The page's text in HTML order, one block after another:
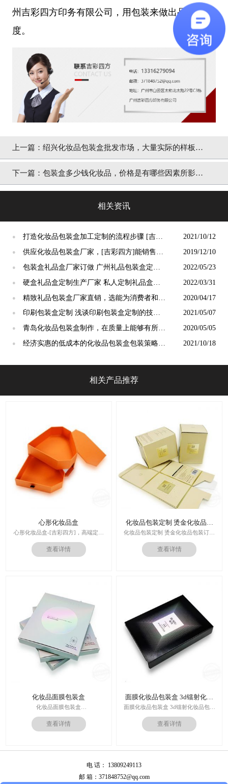
州吉彩四方印务有限公司，用包装来做出品牌忠诚
度。
上一篇： 绍兴化妆品包装盒批发市场，大量实际的样板的
[吉彩四方]
下一篇： 包装盒多少钱化妆品，价格是有哪些因素所影响
相关资讯
●
打造化妆品包装盒加工定制的流程步骤 [吉彩
四方]
2021/10/12
●
供应化妆品包装盒厂家，[吉彩四方]能销售的
包装盒在这里供应
2019/12/10
●
包装盒礼品盒厂家订做 广州礼品包装盒定制
印刷[吉彩四方]
2022/05/23
●
硬盒礼品盒定制生产厂家 私人定制礼品盒包
装厂家[吉彩四方]
2022/03/31
●
精致礼品包装盒厂家直销，选能为消费者和客
户负责的[吉彩四方]
2020/04/17
●
印刷包装盒定制 浅谈印刷包装盒定制的技巧
[吉彩四方]
2021/05/07
●
青岛化妆品包装盒制作，在质量上能够有所保
证的[吉彩四方]
2020/05/05
●
经济实惠的低成本的化妆品包装盒包装策略
2021/10/18
相关产品推荐
心形化妆品盒
心形化妆品盒-[吉彩四方]，高端定制
走心的礼品包装盒
多对1服务,德国SGD技术,3.0创意视觉
设计,实体工厂,德国海德堡7色UV印刷
查看详情
化妆品包装定制 烫金化妆品包
装订做
化妆品包装定制 烫金化妆品包装订做
厂家
印刷技术：专色印刷/四色印刷
作日
运输：全球发货，售后无忧
查看详情
化妆品面膜包装盒
化妆品面膜包装盒
材料：金银卡纸，特种纸
工艺：uv，击凸，烫金
价格：根据材质及工艺、数量报价
作日
查看详情
面膜化妆品包装盒 3d镭射化妆
品包装盒
面膜化妆品包装盒 3d镭射化妆品包装
盒
印刷技术：专色印刷/四色印刷
后工工艺：烫金/UV/凹凸/浮雕
周期：签订合同确认样板后7-15个工
查看详情
电 话： 13809249113
邮 箱：371848752@qq.com